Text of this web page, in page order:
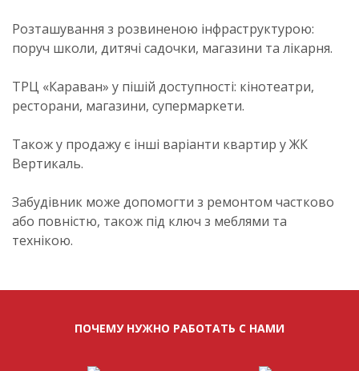
Розташування з розвиненою інфраструктурою:
поруч школи, дитячі садочки, магазини та лікарня.
ТРЦ «Караван» у пішій доступності: кінотеатри,
ресторани, магазини, супермаркети.
Також у продажу є інші варіанти квартир у ЖК
Вертикаль.
Забудівник може допомогти з ремонтом частково
або повністю, також під ключ з меблями та
технікою.
ПОЧЕМУ НУЖНО РАБОТАТЬ С НАМИ